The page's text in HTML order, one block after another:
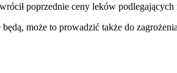
poprzednie ceny leków podlegających
może to prowadzić także do